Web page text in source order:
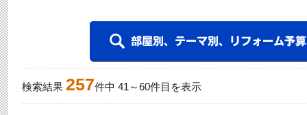
検索結果 257件中 41 ～60件目を表示